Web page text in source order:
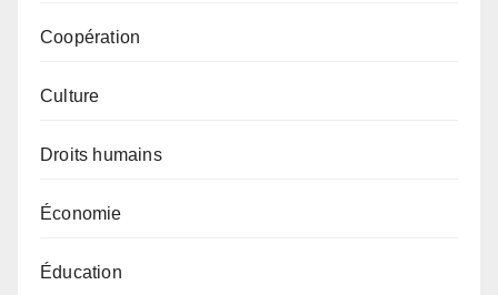
Coopération
Culture
Droits humains
Économie
Éducation